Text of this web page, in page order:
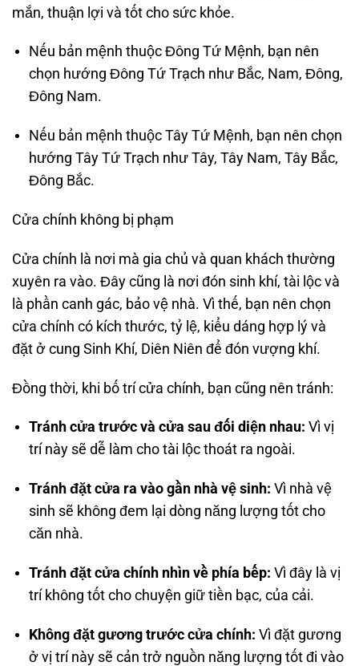
mắn, thuận lợi và tốt cho sức khỏe.
Nếu bản mệnh thuộc Đông Tứ Mệnh, bạn nên
chọn hướng Đông Tứ Trạch như Bắc, Nam, Đông,
Đông Nam.
Nếu bản mệnh thuộc Tây Tứ Mệnh, bạn nên chọn
hướng Tây Tứ Trạch như Tây, Tây Nam, Tây Bắc,
Đông Bắc.
Cửa chính không bị phạm
Cửa chính là nơi mà gia chủ và quan khách thường
xuyên ra vào. Đây cũng là nơi đón sinh khí, tài lộc và
là phần canh gác, bảo vệ nhà. Vì thế, bạn nên chọn
cửa chính có kích thước, tỷ lệ, kiểu dáng hợp lý và
đặt ở cung Sinh Khí, Diên Niên để đón vượng khí.
Đồng thời, khi bố trí cửa chính, bạn cũng nên tránh:
Tránh cửa trước và cửa sau đối diện nhau: Vì vị
trí này sẽ dễ làm cho tài lộc thoát ra ngoài.
Tránh đặt cửa ra vào gần nhà vệ sinh: Vì nhà vệ
sinh sẽ không đem lại dòng năng lượng tốt cho
căn nhà.
Tránh đặt cửa chính nhìn về phía bếp: Vì đây là vị
trí không tốt cho chuyện giữ tiền bạc, của cải.
Không đặt gương trước cửa chính: Vì đặt gương
ở vị trí này sẽ cản trở nguồn năng lượng tốt đi vào